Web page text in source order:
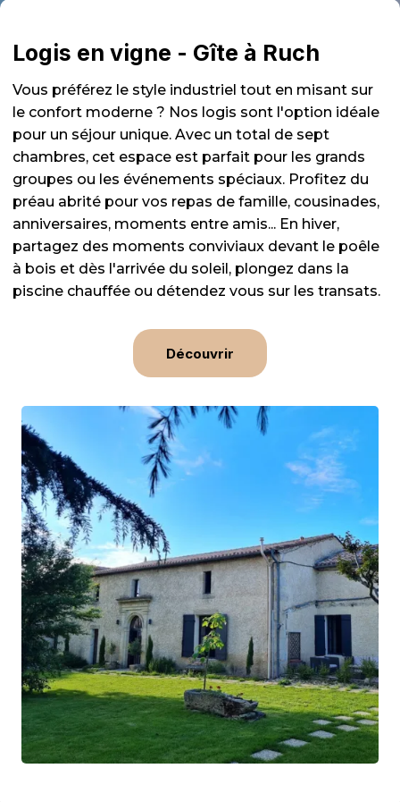
Logis en vigne - Gîte à Ruch
Vous préférez le style industriel tout en misant sur
le confort moderne ? Nos logis sont l'option idéale
pour un séjour unique. Avec un total de sept
chambres, cet espace est parfait pour les grands
groupes ou les événements spéciaux. Profitez du
préau abrité pour vos repas de famille, cousinades,
anniversaires, moments entre amis... En hiver,
partagez des moments conviviaux devant le poêle
à bois et dès l'arrivée du soleil, plongez dans la
piscine chauffée ou détendez vous sur les transats.
Découvrir